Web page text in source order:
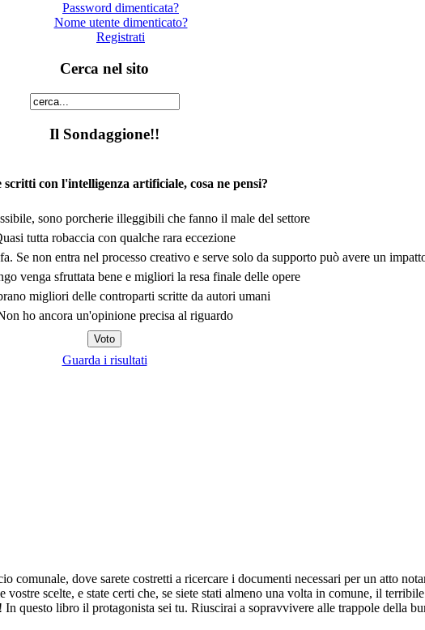
Password dimenticata?
Nome utente dimenticato?
Registrati
Cerca nel sito
Il Sondaggione!!
con l'intelligenza artificiale, cosa ne pensi?
sono porcherie illeggibili che fanno il male del settore
tutta robaccia con qualche rara eccezione
Se non entra nel processo creativo e serve solo da supporto può avere un
venga sfruttata bene e migliori la resa finale delle opere
migliori delle controparti scritte da autori umani
ho ancora un'opinione precisa al riguardo
Guarda i risultati
comunale, dove sarete costretti a ricercare i documenti necessari per un atto
scelte, e state certi che, se siete stati almeno una volta in comune, il
questo libro il protagonista sei tu. Riuscirai a sopravvivere alle trappole della